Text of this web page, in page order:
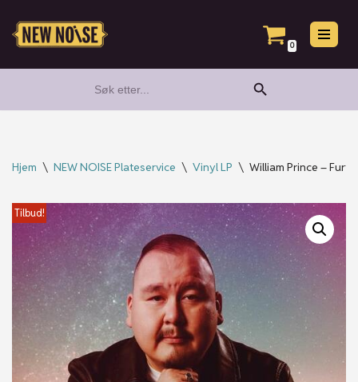
Hopp
0
for:
Search Button
Hjem \ NEW NOISE Plateservice \ Vinyl LP \ William Prince –
Tilbud!